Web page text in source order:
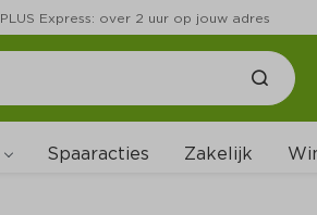
PLUS Express: over 2 uur op jouw adres
Spaaracties Zakelijk